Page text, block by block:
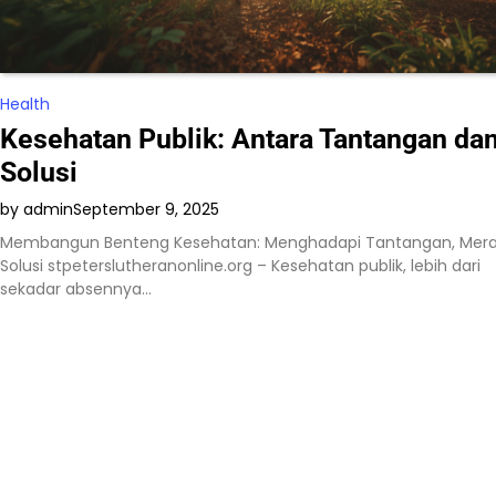
Health
Kesehatan Publik: Antara Tantangan
Solusi
by adminSeptember 9, 2025
Membangun Benteng Kesehatan: Menghadapi Tantangan,
Solusi stpeterslutheranonline.org – Kesehatan publik, lebih dari
sekadar absennya…